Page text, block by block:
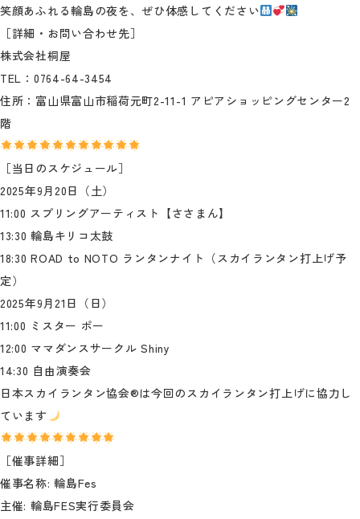
笑顔あふれる輪島の夜を、ぜひ体感してください
［詳細・お問い合わせ先］
株式会社桐屋
TEL：0764-64-3454
住所：富山県富山市稲荷元町2-11-1 アピアショッピングセンター2
階
［当日のスケジュール］
2025年9月20日（土）
11:00 スプリングアーティスト【ささまん】
13:30 輪島キリコ太鼓
18:30 ROAD to NOTO ランタンナイト（スカイランタン打上げ予
定）
2025年9月21日（日）
11:00 ミスター ポー
12:00 ママダンスサークル Shiny
14:30 自由演奏会
日本スカイランタン協会®は今回のスカイランタン打上げに協力し
ています
［催事詳細］
催事名称: 輪島Fes
主催: 輪島FES実行委員会